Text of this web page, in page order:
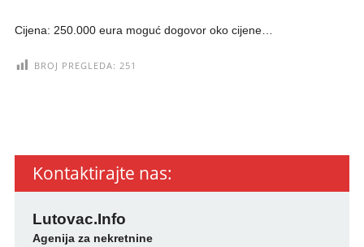
Cijena: 250.000 eura moguć dogovor oko cijene…
BROJ PREGLEDA: 251
Kontaktirajte nas:
Lutovac.Info
Agenija za nekretnine